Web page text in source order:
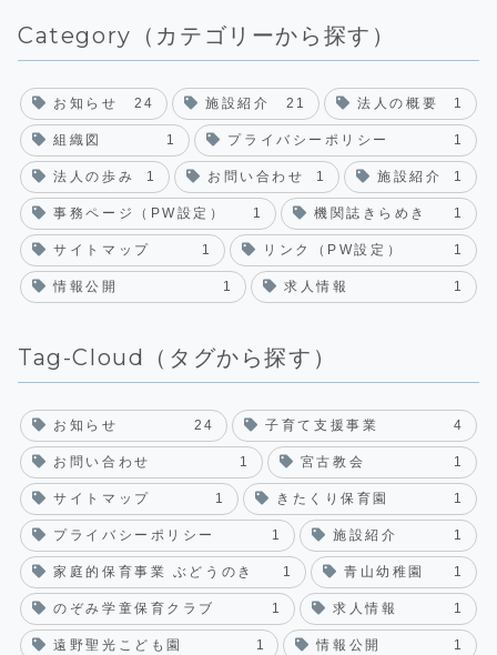
Category（カテゴリーから探す）
お知らせ 24 施設紹介 21 法人の概要 1
組織図 1 プライバシーポリシー 1
法人の歩み 1 お問い合わせ 1 施設紹介 1
事務ページ（PW設定） 1 機関誌きらめき 1
サイトマップ 1 リンク（PW設定） 1
情報公開 1 求人情報 1
Tag-Cloud（タグから探す）
お知らせ 24 子育て支援事業 4
お問い合わせ 1 宮古教会 1
サイトマップ 1 きたくり保育園 1
プライバシーポリシー 1 施設紹介 1
家庭的保育事業 ぶどうのき 1 青山幼稚園 1
のぞみ学童保育クラブ 1 求人情報 1
遠野聖光こども園 1 情報公開 1